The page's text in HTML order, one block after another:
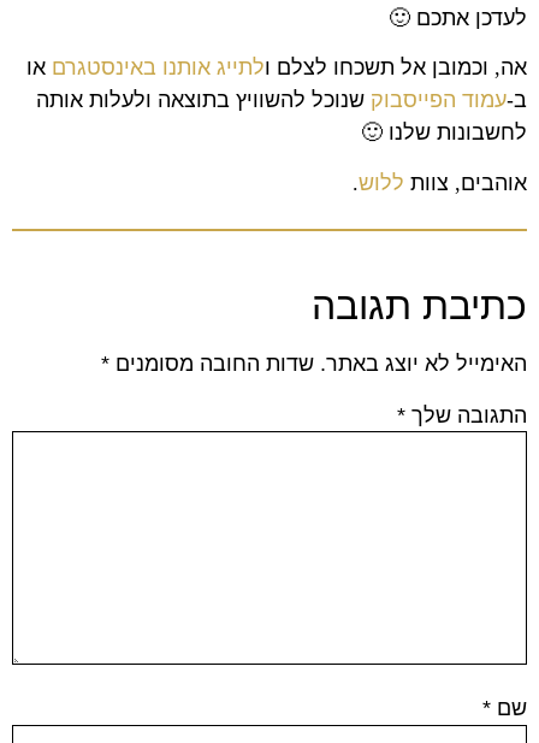
לעדכן אתכם 🙂
אה, וכמובן אל תשכחו לצלם ולתייג אותנו באינסטגרם או
ב-עמוד הפייסבוק שנוכל להשוויץ בתוצאה ולעלות אותה
לחשבונות שלנו 🙂
אוהבים, צוות ללוש.
כתיבת תגובה
האימייל לא יוצג באתר. שדות החובה מסומנים *
התגובה שלך *
שם *